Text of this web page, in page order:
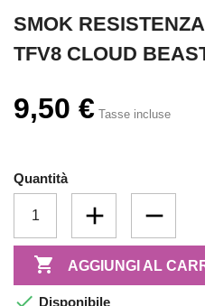
SMOK
TFV8 CLOUD
9,50 € Tasse incluse
Quantità
 AGGIUNGI AL
Disponibile